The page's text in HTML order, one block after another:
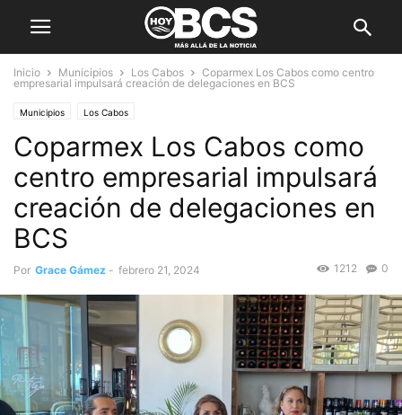
Inicio Municipios Los Cabos
Coparmex Los Cabos como centro
empresarial impulsará creación de delegaciones en BCS
Municipios Los Cabos
Coparmex Los Cabos como
centro empresarial impulsará
creación de delegaciones en
BCS
Por Grace Gámez - febrero 21, 2024 0
1212